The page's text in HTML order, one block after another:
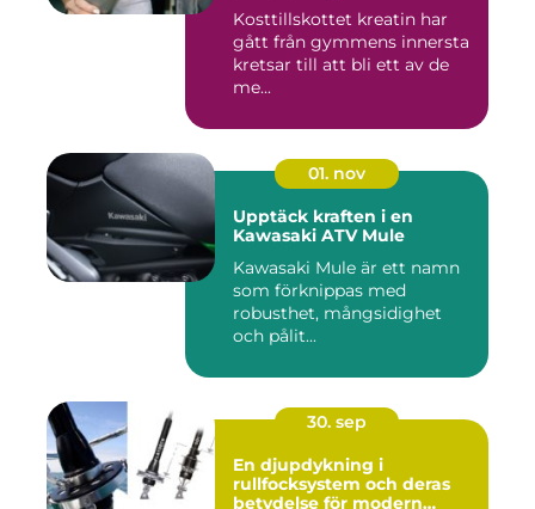
Kosttillskottet kreatin har
gått från gymmens innersta
kretsar till att bli ett av de
me...
01. nov
Upptäck kraften i en
Kawasaki ATV Mule
Kawasaki Mule är ett namn
som förknippas med
robusthet, mångsidighet
och pålit...
30. sep
En djupdykning i
rullfocksystem och deras
betydelse för modern